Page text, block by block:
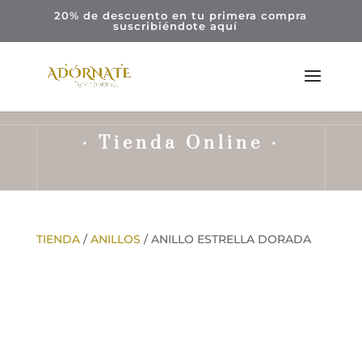
20% de descuento en tu primera compra
suscribiéndoteaquí
· Tienda Online ·
TIENDA/ ANILLOS / ANILLO ESTRELLA DORADA